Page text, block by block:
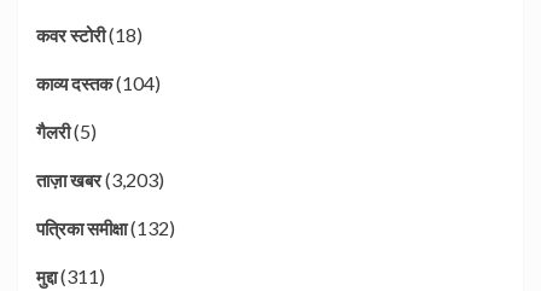
कवर स्टोरी(18)
काव्य दस्तक(104)
गैलरी(5)
ताज़ा खबर(3,203)
पत्रिका समीक्षा(132)
मुद्दा(311)